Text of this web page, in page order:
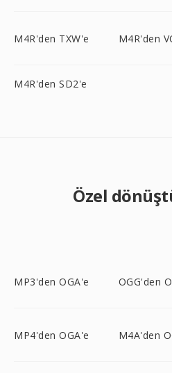
M4R'den TXW'e M4R'den
M4R'den SD2'e
Özel
MP3'den OGA'e OGG'den
MP4'den OGA'e M4A'den